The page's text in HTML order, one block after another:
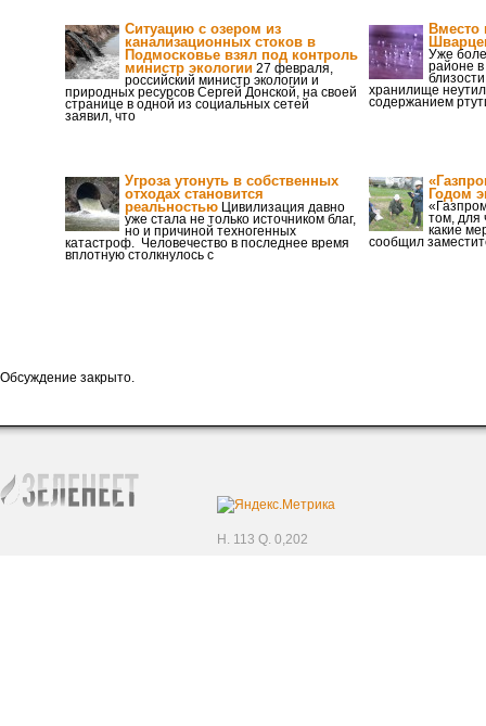
Ситуацию с озером из
канализационных стоков в
Подмосковье взял под контроль
министр экологии 27 февраля,
российский министр экологии и
природных ресурсов Сергей Донской, на своей
странице в одной из социальных сетей
заявил, что
Уже
районе
хранилище
содержанием
Угроза утонуть в собственных
отходах становится
реальностью Цивилизация давно
уже стала не только источником благ,
но и причиной техногенных
катастроф. Человечество в последнее время
вплотную столкнулось с
Годом
том, для
какие
сообщил
Обсуждение закрыто.
H. 113 Q. 0,202